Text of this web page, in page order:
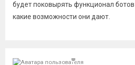
будет поковырять функционал
какие возможности они дают.